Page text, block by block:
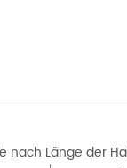
nach Länge der